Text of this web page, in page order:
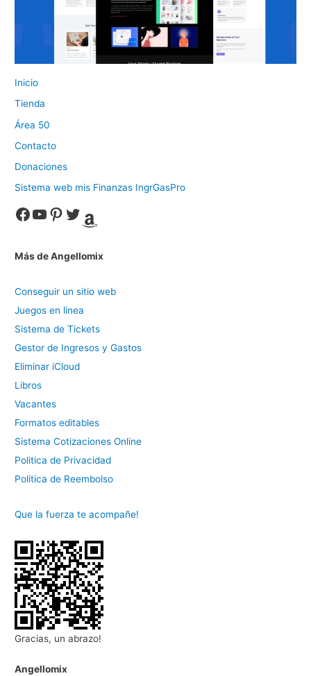
Inicio
Tienda
Área 50
Contacto
Donaciones
Sistema web mis Finanzas IngrGasPro
Facebook YouTube Pinterest Twitter Amazon
Más de Angellomix
Conseguir un sitio web
Juegos en linea
Sistema de Tickets
Gestor de Ingresos y Gastos
Eliminar iCloud
Libros
Vacantes
Formatos editables
Sistema Cotizaciones Online
Politica de Privacidad
Politica de Reembolso
Que la fuerza te acompañe!
Gracias, un abrazo!
Angellomix